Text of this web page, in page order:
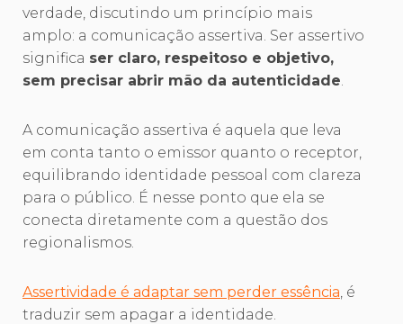
verdade, discutindo um princípio mais
amplo: a comunicação assertiva. Ser assertivo
significa ser claro, respeitoso e objetivo,
sem precisar abrir mão da autenticidade.
A comunicação assertiva é aquela que leva
em conta tanto o emissor quanto o receptor,
equilibrando identidade pessoal com clareza
para o público. É nesse ponto que ela se
conecta diretamente com a questão dos
regionalismos.
Assertividade é adaptar sem perder essência, é
traduzir sem apagar a identidade.